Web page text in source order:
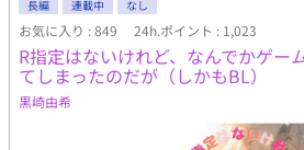
長編 連載中 なし
お気に入り : 849 24h.ポイント : 1,023
R指定はないけれど、なんでかゲー
てしまったのだが（しかもBL）
黒崎由希